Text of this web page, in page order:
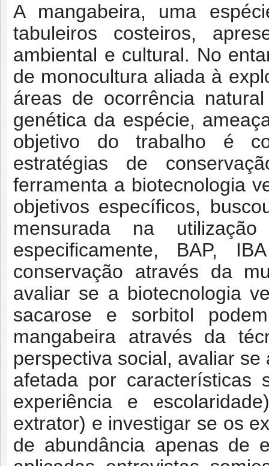
A mangabeira, uma
tabuleiros costeiros,
ambiental e cultural. No
de monocultura aliada à
áreas de ocorrência
genética da espécie,
objetivo do trabalho é
estratégias de
ferramenta a biotecnologia
objetivos específicos,
mensurada na
especificamente, BAP,
conservação através da
avaliar se a biotecnologia
sacarose e sorbitol
mangabeira através da
perspectiva social, avaliar
afetada por características
experiência e
extrator) e investigar se os
de abundância apenas de